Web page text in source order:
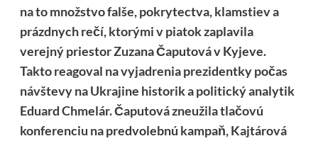
na to množstvo falše, pokrytectva, klamstiev a
prázdnych rečí, ktorými v piatok zaplavila
verejný priestor Zuzana Čaputová v Kyjeve.
Takto reagoval na vyjadrenia prezidentky počas
návštevy na Ukrajine historik a politický analytik
Eduard Chmelár. Čaputová zneužila tlačovú
konferenciu na predvolebnú kampaň, Kajtárová